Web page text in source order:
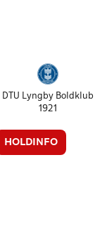
DTU Lyngby Boldklub
1921
HOLDINFO